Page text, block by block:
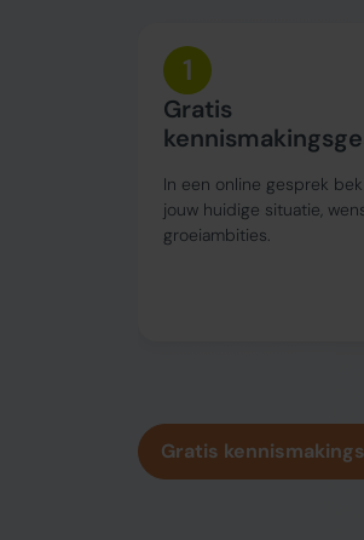
1
Gratis
In een online gesprek
jouw huidige situatie,
groeiambities.
Gratis